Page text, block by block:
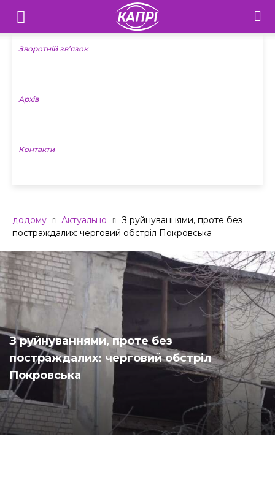
Телебачення
«Капрі»
Новини
Зворотній зв’язок
Архів
Контакти
додому Актуально
З руйнуваннями, проте без
постраждалих: черговий обстріл Покровська
З руйнуваннями, проте без
постраждалих: черговий обстріл
Покровська